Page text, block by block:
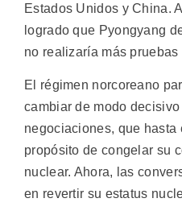
Estados Unidos y China.
logrado que Pyongyang
no realizaría más pruebas
El régimen norcoreano
cambiar de modo
negociaciones, que hasta
propósito de congelar su
nuclear. Ahora, las
en revertir su estatus